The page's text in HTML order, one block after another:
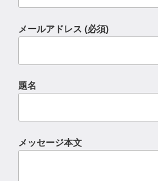
メールアドレス (必須)
題名
メッセージ本文